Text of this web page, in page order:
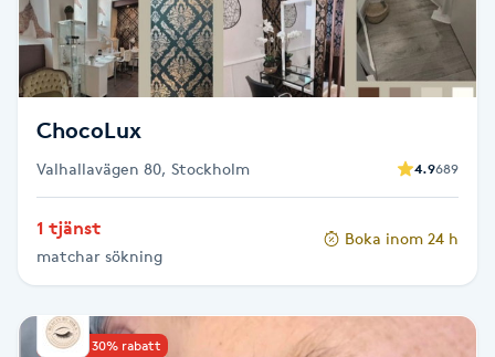
Shiatsu
Sjukgymnastik
Skalpmassage
ChocoLux
Valhallavägen 80, Stockholm 4.9689
1 tjänst
matchar sökning
Boka inom 24 h
Upp till 30% rabatt